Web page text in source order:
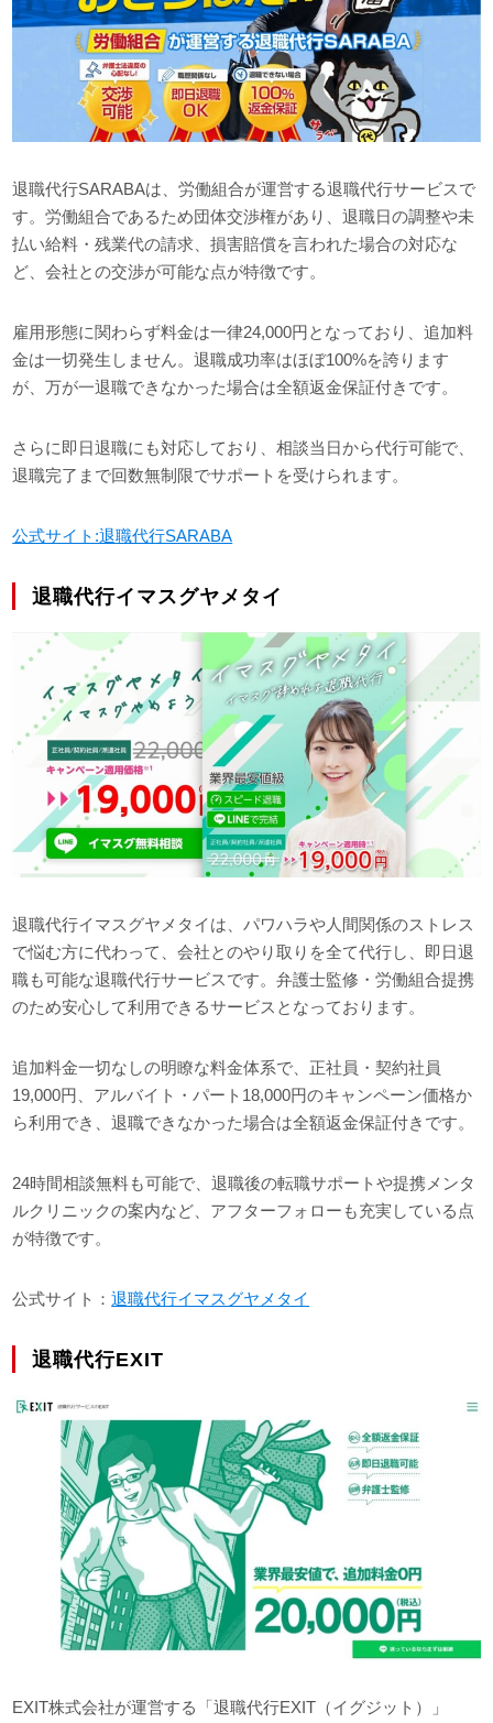
退職代行SARABAは、労働組合が運営する退職代行サービスで
す。労働組合であるため団体交渉権があり、退職日の調整や未
払い給料・残業代の請求、損害賠償を言われた場合の対応な
ど、会社との交渉が可能な点が特徴です。
雇用形態に関わらず料金は一律24,000円となっており、追加料
金は一切発生しません。退職成功率はほぼ100%を誇ります
が、万が一退職できなかった場合は全額返金保証付きです。
さらに即日退職にも対応しており、相談当日から代行可能で、
退職完了まで回数無制限でサポートを受けられます。
公式サイト:退職代行SARABA
退職代行イマスグヤメタイ
退職代行イマスグヤメタイは、パワハラや人間関係のストレス
で悩む方に代わって、会社とのやり取りを全て代行し、即日退
職も可能な退職代行サービスです。弁護士監修・労働組合提携
のため安心して利用できるサービスとなっております。
追加料金一切なしの明瞭な料金体系で、正社員・契約社員
19,000円、アルバイト・パート18,000円のキャンペーン価格か
ら利用でき、退職できなかった場合は全額返金保証付きです。
24時間相談無料も可能で、退職後の転職サポートや提携メンタ
ルクリニックの案内など、アフターフォローも充実している点
が特徴です。
公式サイト：退職代行イマスグヤメタイ
退職代行EXIT
EXIT株式会社が運営する「退職代行EXIT（イグジット）」